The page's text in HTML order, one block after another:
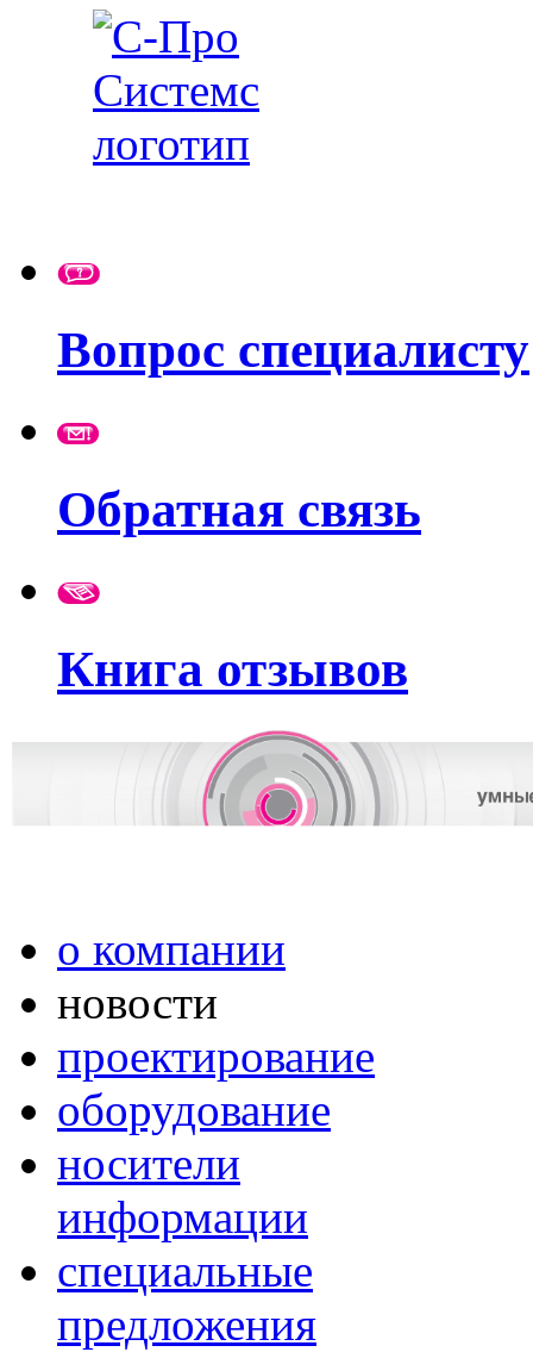
Вопрос специалисту
Обратная связь
Книга отзывов
о компании
новости
проектирование
оборудование
носители
информации
специальные
предложения